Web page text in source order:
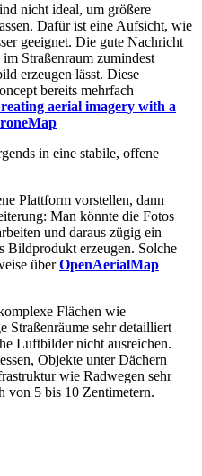
nicht ideal, um größere
Dafür ist eine Aufsicht, wie
geeignet. Die gute Nachricht
Straßenraum zumindest
erzeugen lässt. Diese
bereits mehrfach
aerial imagery with a
in eine stabile, offene
Plattform vorstellen, dann
Man könnte die Fotos
und daraus zügig ein
Bildprodukt erzeugen. Solche
überOpenAerialMap
Flächen wie
Straßenräume sehr detailliert
Luftbilder nicht ausreichen.
Objekte unter Dächern
wie Radwegen sehr
von 5 bis 10 Zentimetern.